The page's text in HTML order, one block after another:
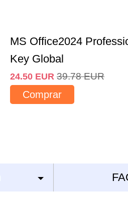
MS Office2024
Key Global
24.50 EUR 39.78 EUR
Comprar